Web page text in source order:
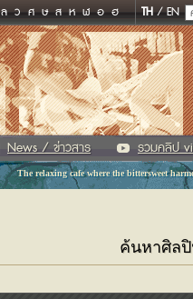
ล ว ศ ษ ส ห ฬ อ ฮ TH/EN
The relaxing cafe where the bittersweet
News / ข่าวสาร รวมคลิป
ค้นหาศิล